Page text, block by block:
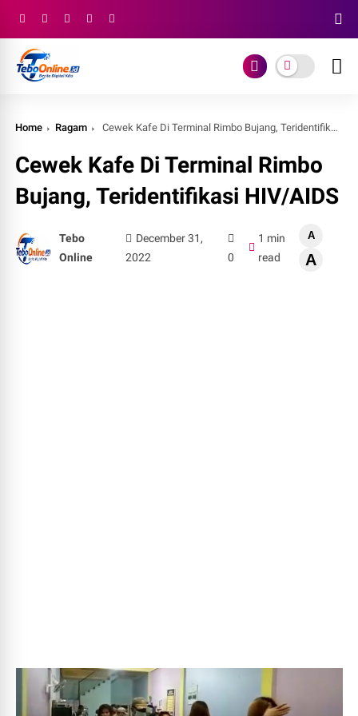
Home Ragam Cewek Kafe Di Terminal Rimbo Bujang, Teridentifikasi HIV/AIDS
Cewek Kafe Di Terminal Rimbo
Bujang, Teridentifikasi HIV/AIDS
Tebo
Online
December 31,
2022
0
1 min
read
A
A